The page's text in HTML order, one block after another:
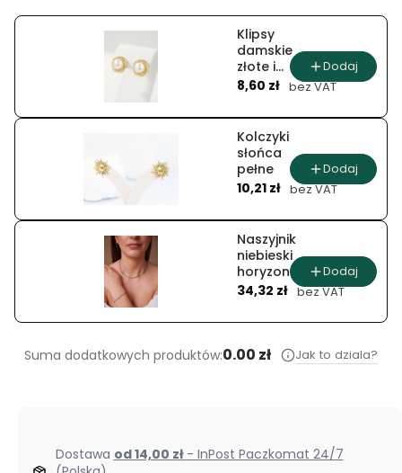
Klipsy
damskie
złote i
srebrne z
ozdobnej
oprawie
Cena
8,60 zł bez VAT
Dodaj
Kolczyki
słońca
pełne
Cena
10,21 zł bez VAT
Dodaj
Naszyjnik
niebieski
horyzont
z lapisem
turkusem
Cena
34,32 zł bez VAT
Dodaj
Suma dodatkowych produktów:0.00 zł Jak to dziala?
Dostawa od 14,00 zł - InPost Paczkomat 24/7